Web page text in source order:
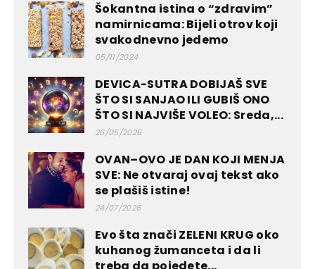
Šokantna istina o “zdravim”
namirnicama: Bijeli otrov koji
svakodnevno jedemo
05/11/2024
DEVICA-SUTRA DOBIJAŠ SVE
ŠTO SI SANJAO ILI GUBIŠ ONO
ŠTO SI NAJVIŠE VOLEO: Sreda,...
26/05/2026
OVAN–OVO JE DAN KOJI MENJA
SVE: Ne otvaraj ovaj tekst ako
se plašiš istine!
24/07/2026
Evo šta znači ZELENI KRUG oko
kuhanog žumanceta i da li